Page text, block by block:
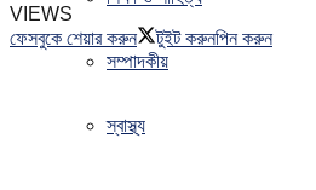
সম্পাদকীয়
স্বাস্থ্য
VIEWS
ফেসবুকে শেয়ার করুন
টুইট করুনপিন করুন